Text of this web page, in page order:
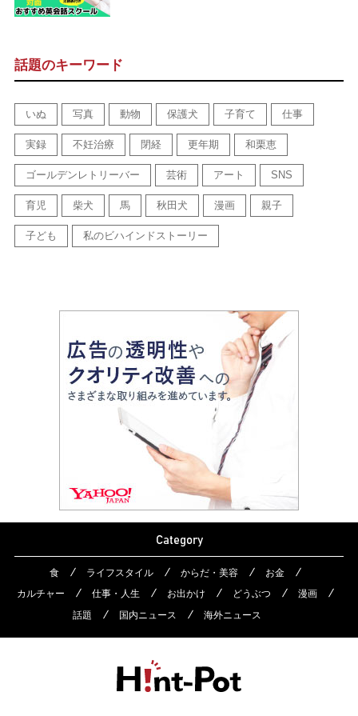
話題のキーワード
いぬ 写真 動物 保護犬 子育て 仕事
実録 不妊治療 閉経 更年期 和栗恵
ゴールデンレトリーバー 芸術 アート SNS
育児 柴犬 馬 秋田犬 漫画 親子
子ども 私のビハインドストーリー
Category
食 ライフスタイル からだ・美容
お金
カルチャー
仕事・人生 お出かけ どうぶつ
漫画
話題
国内ニュース 海外ニュース